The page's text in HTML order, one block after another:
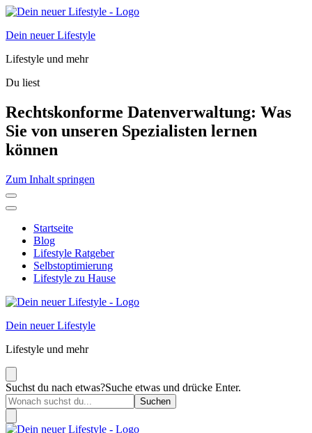
Dein neuer Lifestyle
Lifestyle und mehr
Du liest
Rechtskonforme Datenverwaltung: Was
Sie von unseren Spezialisten lernen
können
Zum Inhalt springen
Startseite
Blog
Lifestyle Ratgeber
Selbstoptimierung
Lifestyle zu Hause
Dein neuer Lifestyle
Lifestyle und mehr
Suchst du nach etwas?Suche etwas und drücke Enter.